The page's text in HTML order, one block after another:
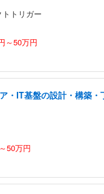
トリガー
～50万円
・IT基盤の設計・構築・
50万円